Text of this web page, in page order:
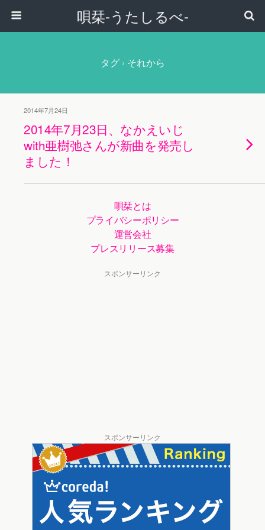
唄栞-うたしるべ-
タグ › それから
2014年7月24日
2014年7月23日、なかえいじ
with亜樹弛さんが新曲を発売し
ました！
唄栞とは
プライバシーポリシー
運営会社
プレスリリース募集
スポンサーリンク
スポンサーリンク